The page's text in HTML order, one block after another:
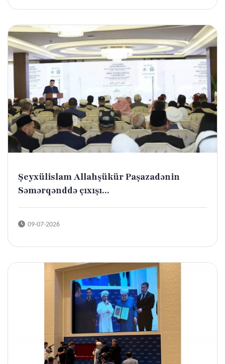
Şeyxülislam Allahşükür Paşazadənin
Səmərqənddə çıxışı...
09-07-2026